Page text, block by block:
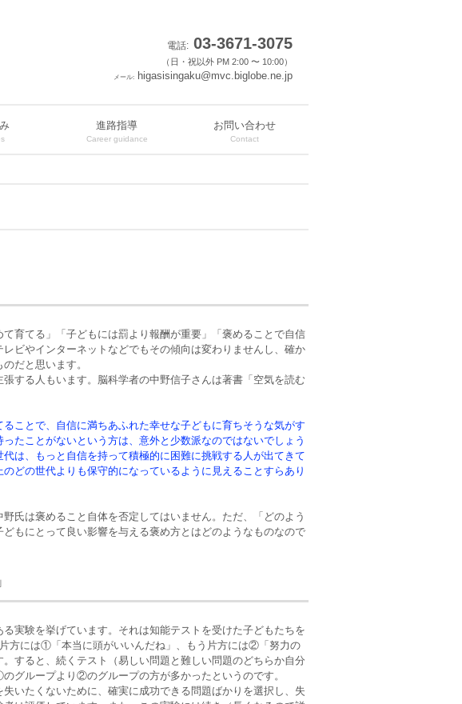
電話: 03-3671-3075
（日・祝以外 PM 2:00 〜 10:00）
メール: higasisingaku@mvc.biglobe.ne.jp
進路指導
Career guidance
お問い合わせ
Contact
育てる」「子どもには罰より報酬が重要」「褒めることで自信
ビやインターネットなどでもその傾向は変わりませんし、確か
だと思います。
する人もいます。脳科学者の中野信子さんは著書「空気を読む
ことで、自信に満ちあふれた幸せな子どもに育ちそうな気がす
たことがないという方は、意外と少数派なのではないでしょう
は、もっと自信を持って積極的に困難に挑戦する人が出てきて
どの世代よりも保守的になっているように見えることすらあり
氏は褒めること自体を否定してはいません。ただ、「どのよう
もにとって良い影響を与える褒め方とはどのようなものなので
実験を挙げています。それは知能テストを受けた子どもたちを
方には①「本当に頭がいいんだね」、もう片方には②「努力の
すると、続くテスト（易しい問題と難しい問題のどちらか自分
グループより②のグループの方が多かったというのです。
いたくないために、確実に成功できる問題ばかりを選択し、失